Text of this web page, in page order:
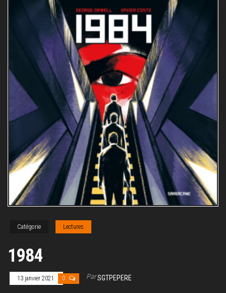
Catégorie Lectures
1984
13 janvier 2021 0 ParSGTPEPERE